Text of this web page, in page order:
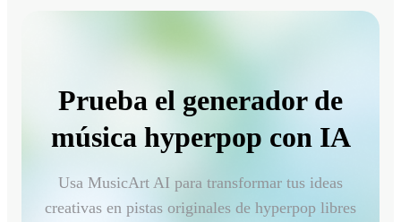
Prueba el generador de
música hyperpop con IA
Usa MusicArt AI para transformar tus ideas
creativas en pistas originales de hyperpop libres